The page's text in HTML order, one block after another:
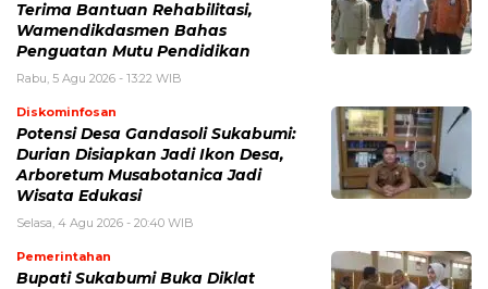
Terima Bantuan Rehabilitasi,
Wamendikdasmen Bahas
Penguatan Mutu Pendidikan
Rabu, 5 Agu 2026 - 13:22 WIB
Diskominfosan
Potensi Desa Gandasoli Sukabumi:
Durian Disiapkan Jadi Ikon Desa,
Arboretum Musabotanica Jadi
Wisata Edukasi
Selasa, 4 Agu 2026 - 20:40 WIB
Pemerintahan
Bupati Sukabumi Buka Diklat